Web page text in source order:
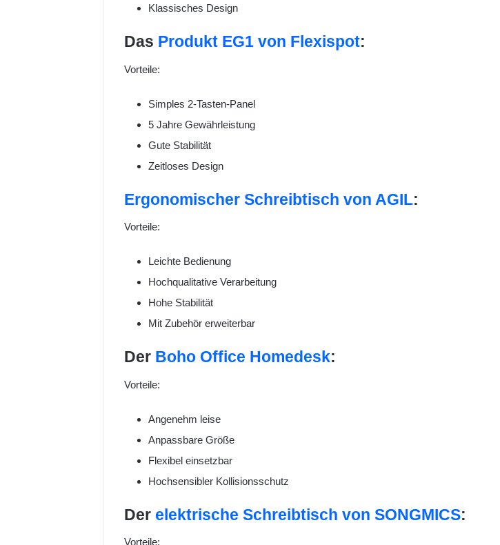
Klassisches Design
Das Produkt EG1 von Flexispot:
Vorteile:
Simples 2-Tasten-Panel
5 Jahre Gewährleistung
Gute Stabilität
Zeitloses Design
Ergonomischer Schreibtisch von AGIL:
Vorteile:
Leichte Bedienung
Hochqualitative Verarbeitung
Hohe Stabilität
Mit Zubehör erweiterbar
Der Boho Office Homedesk:
Vorteile:
Angenehm leise
Anpassbare Größe
Flexibel einsetzbar
Hochsensibler Kollisionsschutz
Der elektrische Schreibtisch von SONGMICS:
Vorteile: